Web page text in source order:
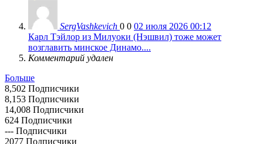
SergVashkevich 0 0 02 июля 2026 00:12
Карл Тэйлор из Милуоки (Нэшвил) тоже может
возглавить минское Динамо....
Комментарий удален
Больше
8,502 Подписчики
8,153 Подписчики
14,008 Подписчики
624 Подписчики
--- Подписчики
2077 Подписчики